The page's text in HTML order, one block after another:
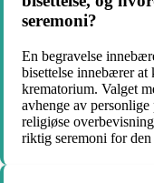
seremoni?
En begravelse
bisettelse innebærer at
krematorium. Valget
avhenge av
religiøse
riktig seremoni for den